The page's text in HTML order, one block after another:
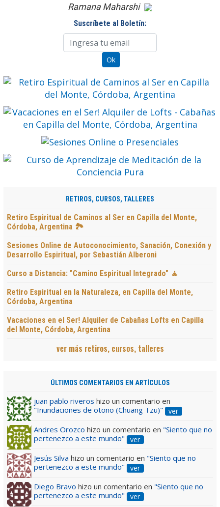
Ramana Maharshi
Suscríbete al Boletín:
RETIROS, CURSOS, TALLERES
Retiro Espiritual de Caminos al Ser en Capilla del Monte,
Córdoba, Argentina 🏞️
Sesiones Online de Autoconocimiento, Sanación, Conexión y
Desarrollo Espiritual, por Sebastián Alberoni
Curso a Distancia: "Camino Espiritual Integrado" 🧘
Retiro Espiritual en la Naturaleza, en Capilla del Monte,
Córdoba, Argentina
Vacaciones en el Ser! Alquiler de Cabañas Lofts en Capilla
del Monte, Córdoba, Argentina
ver más retiros, cursos, talleres
ÚLTIMOS COMENTARIOS EN ARTÍCULOS
juan pablo riveros hizo un comentario en
"Inundaciones de otoño (Chuang Tzu)"
ver
Andres Orozco hizo un comentario en "Siento que no
pertenezco a este mundo"
ver
Jesús Silva hizo un comentario en "Siento que no
pertenezco a este mundo"
ver
Diego Bravo hizo un comentario en "Siento que no
pertenezco a este mundo"
ver